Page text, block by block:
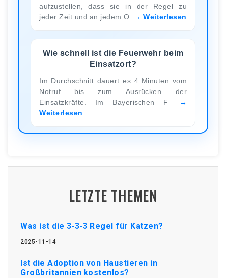
aufzustellen, dass sie in der Regel zu
jeder Zeit und an jedem O
Weiterlesen
Wie schnell ist die Feuerwehr beim
Einsatzort?
Im Durchschnitt dauert es 4 Minuten vom
Notruf bis zum Ausrücken der
Einsatzkräfte. Im Bayerischen F
Weiterlesen
LETZTE THEMEN
Was ist die 3-3-3 Regel für Katzen?
2025-11-14
Ist die Adoption von Haustieren in
Großbritannien kostenlos?